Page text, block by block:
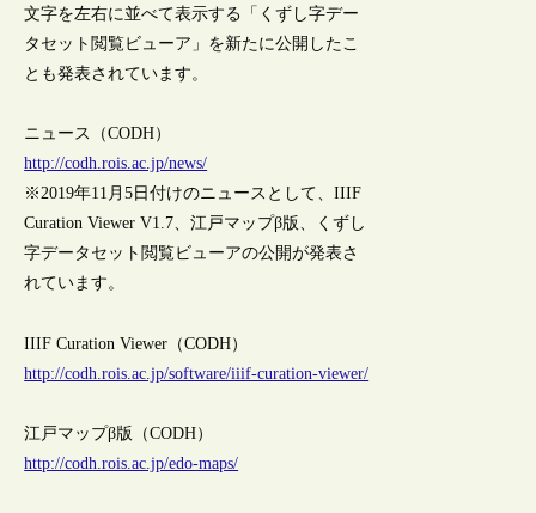
文字を左右に並べて表示する「くずし字デー
タセット閲覧ビューア」を新たに公開したこ
とも発表されています。
ニュース（CODH）
http://codh.rois.ac.jp/news/
※2019年11月5日付けのニュースとして、IIIF
Curation Viewer V1.7、江戸マップβ版、くずし
字データセット閲覧ビューアの公開が発表さ
れています。
IIIF Curation Viewer（CODH）
http://codh.rois.ac.jp/software/iiif-curation-viewer/
江戸マップβ版（CODH）
http://codh.rois.ac.jp/edo-maps/